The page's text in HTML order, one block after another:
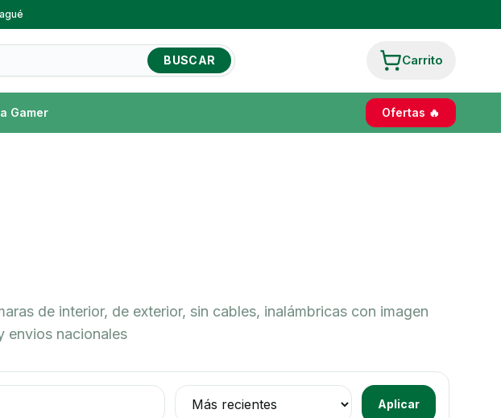
BUSCAR Carrito
Gamer Ofertas 🔥
de interior, de exterior, sin cables, inalámbricas con imagen
envios nacionales
Ordenar productos
Aplicar